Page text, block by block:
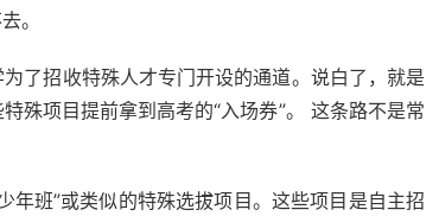
。
了招收特殊人才专门开设的通道。说白了，就是
殊项目提前拿到高考的“入场券”。 这条路不是常
年班”或类似的特殊选拔项目。这些项目是自主招